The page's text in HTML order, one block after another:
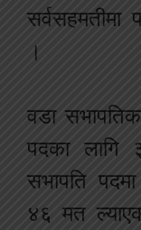
सर्वसहमतीमा
।
वडा
पदका लागि
सभापति
४६ मत